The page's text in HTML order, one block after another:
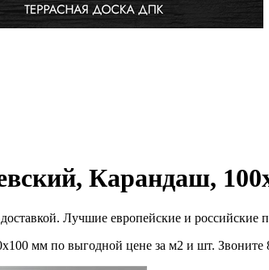
Карандаш,
Лучшие европейские и российские
мм по выгодной цене за м2 и шт.